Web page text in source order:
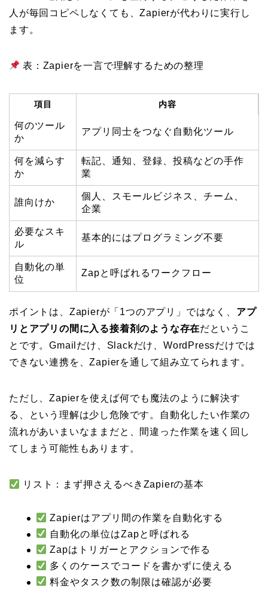
人が毎回コピペしなくても、Zapierが代わりに実行し
ます。
表：Zapierを一言で理解するための整理
項目 内容
何のツール
か
アプリ同士をつなぐ自動化ツール
何を減らす
か
転記、通知、登録、投稿などの手作
業
誰向けか
個人、スモールビジネス、チーム、
企業
必要なスキ
ル
基本的にはプログラミング不要
自動化の単
位
Zapと呼ばれるワークフロー
ポイントは、Zapierが「1つのアプリ」ではなく、 アプ
リとアプリの間に入る接着剤のような存在だというこ
とです。Gmailだけ、Slackだけ、WordPressだけでは
できない連携を、Zapierを通して組み立てられます。
ただし、Zapierを使えば何でも魔法のように解決す
る、という理解は少し危険です。自動化したい作業の
流れがあいまいなままだと、間違った作業を速く回し
てしまう可能性もあります。
リスト：まず押さえるべきZapierの基本
Zapierはアプリ間の作業を自動化する
自動化の単位はZapと呼ばれる
Zapはトリガーとアクションで作る
多くのケースでコードを書かずに使える
料金やタスク数の制限は確認が必要